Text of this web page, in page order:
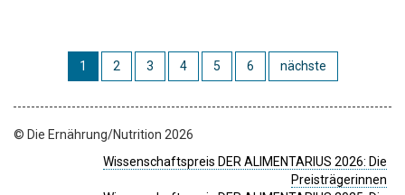
1 2 3 4 5 6 nächste
© Die Ernährung/Nutrition 2026
Wissenschaftspreis DER ALIMENTARIUS 2026: Die
Preisträgerinnen